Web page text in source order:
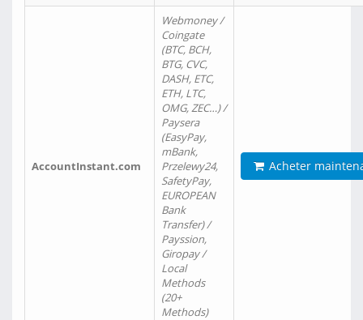
AccountInstant.com
Webmoney /
Coingate
(BTC, BCH,
BTG, CVC,
DASH, ETC,
ETH, LTC,
OMG, ZEC…) /
Paysera
(EasyPay,
mBank,
Przelewy24,
SafetyPay,
EUROPEAN
Bank
Transfer) /
Payssion,
Giropay /
Local
Methods
(20+
Methods)
Acheter